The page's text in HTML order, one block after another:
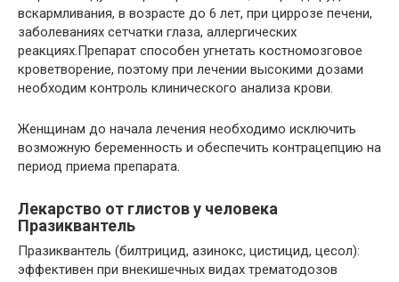
вскармливания, в возрасте до 6 лет, при циррозе печени,
заболеваниях сетчатки глаза, аллергических
реакциях.Препарат способен угнетать костномозговое
кроветворение, поэтому при лечении высокими дозами
необходим контроль клинического анализа крови.
Женщинам до начала лечения необходимо исключить
возможную беременность и обеспечить контрацепцию на
период приема препарата.
Лекарство от глистов у человека
Празиквантель
Празиквантель (билтрицид, азинокс, цистицид, цесол):
эффективен при внекишечных видах трематодозов